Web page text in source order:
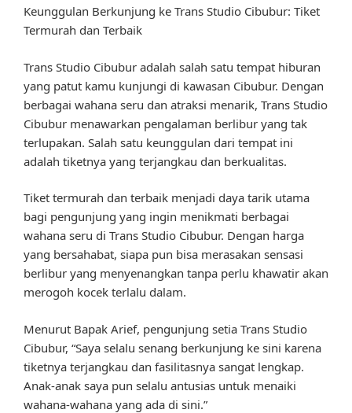
Keunggulan Berkunjung ke Trans Studio Cibubur: Tiket
Termurah dan Terbaik
Trans Studio Cibubur adalah salah satu tempat hiburan
yang patut kamu kunjungi di kawasan Cibubur. Dengan
berbagai wahana seru dan atraksi menarik, Trans Studio
Cibubur menawarkan pengalaman berlibur yang tak
terlupakan. Salah satu keunggulan dari tempat ini
adalah tiketnya yang terjangkau dan berkualitas.
Tiket termurah dan terbaik menjadi daya tarik utama
bagi pengunjung yang ingin menikmati berbagai
wahana seru di Trans Studio Cibubur. Dengan harga
yang bersahabat, siapa pun bisa merasakan sensasi
berlibur yang menyenangkan tanpa perlu khawatir akan
merogoh kocek terlalu dalam.
Menurut Bapak Arief, pengunjung setia Trans Studio
Cibubur, “Saya selalu senang berkunjung ke sini karena
tiketnya terjangkau dan fasilitasnya sangat lengkap.
Anak-anak saya pun selalu antusias untuk menaiki
wahana-wahana yang ada di sini.”